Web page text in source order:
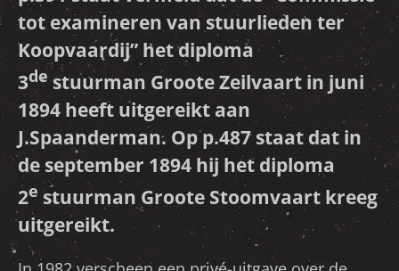
tot examineren van stuurlieden ter
Koopvaardij” het diploma
3destuurman Groote Zeilvaart in juni
1894 heeft uitgereikt aan
J.Spaanderman. Op p.487 staat dat in
de september 1894 hij het diploma
2e stuurman Groote Stoomvaart kreeg
uitgereikt.